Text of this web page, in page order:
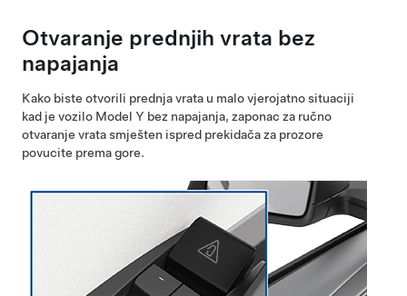
Otvaranje prednjih vrata bez
napajanja
Kako biste otvorili prednja vrata u malo vjerojatno situaciji
kad je vozilo Model Y bez napajanja, zaponac za ručno
otvaranje vrata smješten ispred prekidača za prozore
povucite prema gore.